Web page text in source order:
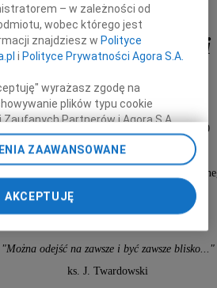
Bolesław Krassowski
Nabożeństwo żałobne odprawione zostanie
w dniu 23 lutego 2010 roku o godzinie 12.30
w kościele św. Karola Boromeusza,
czym nastąpi odprowadzenie do grobu
na Cmentarzu Powązkowskim.
"Można odejść na zawsze i być zawsze blisko..."
ks. J. Twardowski
– w zależności od
wobec którego jest
znajdziesz w Polityce
i Polityce Prywatności Agora S.A.
wyrażasz zgodę na
plików typu cookie
Zaufanych Partnerów i Agora S.A.
Możesz też w każdej
dot. plików cookie,
do zarządzania Twoimi
danych poprzez
w stopce serwisu i
zaawansowane”.
cookie możliwa jest także za
i Agora S.A. możemy
ZAAWANSOWANE
AKCEPTUJĘ